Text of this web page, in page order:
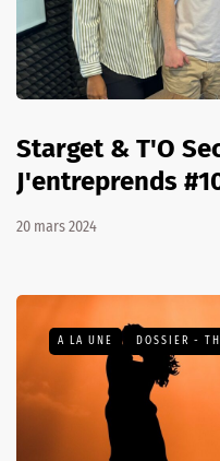
Starget & T'O
J'entreprends
20 mars 2024
A LA UNE DOSSIER -